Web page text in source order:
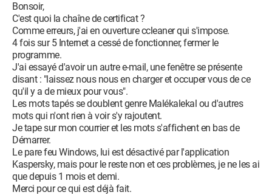
Bonsoir,
C'est quoi la chaîne de certificat ?
Comme erreurs, j'ai en ouverture ccleaner qui s'impose.
4 fois sur 5 Internet a cessé de fonctionner, fermer le
programme.
J'ai essayé d'avoir un autre e-mail, une fenêtre se présente
disant : "laissez nous nous en charger et occuper vous de ce
qu'il y a de mieux pour vous".
Les mots tapés se doublent genre Malékalekal ou d'autres
mots qui n'ont rien à voir s'y rajoutent.
Je tape sur mon courrier et les mots s'affichent en bas de
Démarrer.
Le pare feu Windows, lui est désactivé par l'application
Kaspersky, mais pour le reste non et ces problèmes, je ne les ai
que depuis 1 mois et demi.
Merci pour ce qui est déjà fait.